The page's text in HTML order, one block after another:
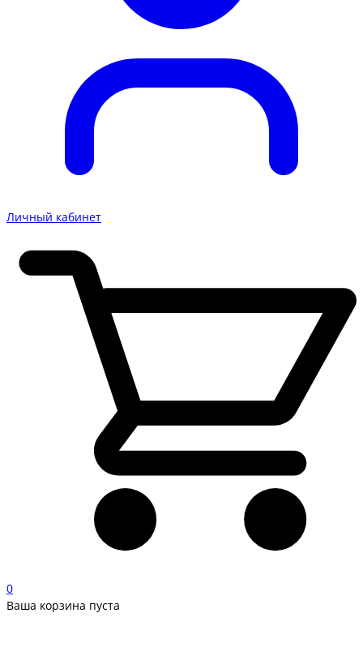
Личный кабинет
0
Ваша корзина пуста